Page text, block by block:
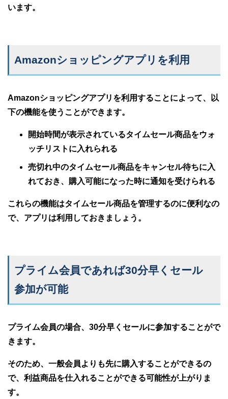
います。
Amazonショッピングアプリを利用
Amazonショッピングアプリを利用することによって、以
下の機能を使うことができます。
開始時間が表示されているタイムセール商品をウォ
ッチリストに入れられる
売切れ中のタイムセール商品をキャンセル待ちに入
れておき、購入可能になった時に通知を受けられる
これらの機能はタイムセール商品を管理するのに便利なの
で、アプリは利用しておきましょう。
プライム会員であれば30分早くセール
参加が可能
プライム会員の場合、30分早くセールに参加することがで
きます。
そのため、一般会員よりも先に購入することができるの
で、利益商品を仕入れることができる可能性が上がりま
す。